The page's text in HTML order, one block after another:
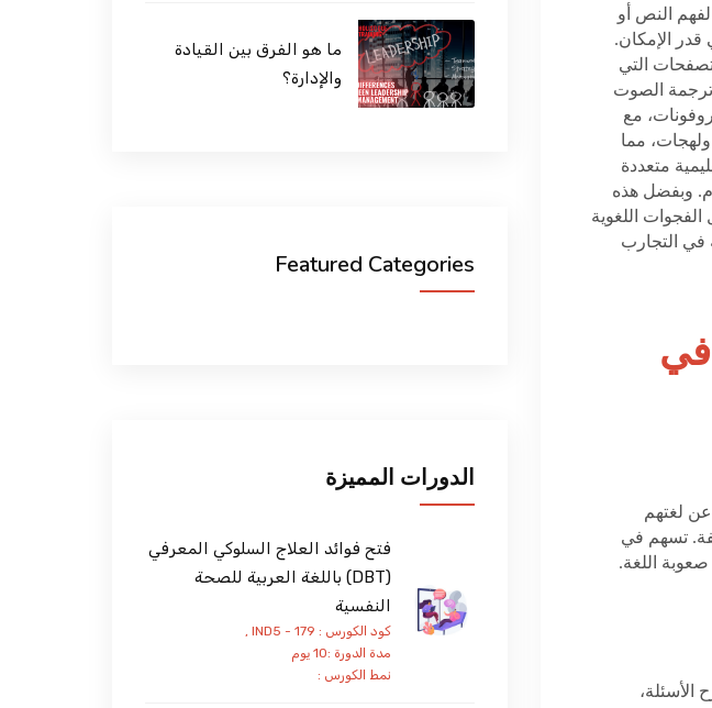
لفهم النص أو
قدر الإمكان.
التي
ترجمة الصوت
مع
مما
متعددة
وبفضل هذه
الفجوات اللغوية
في التجارب
في
لغتهم
تسهم في
صعوبة اللغة.
الأسئلة،
ما هو الفرق بين القيادة
والإدارة؟
Featured Categories
الدورات المميزة
فتح فوائد العلاج السلوكي المعرفي
(DBT) باللغة العربية للصحة
النفسية
كود الكورس : IND5 - 179 ,
مدة الدورة :10 يوم
نمط الكورس :